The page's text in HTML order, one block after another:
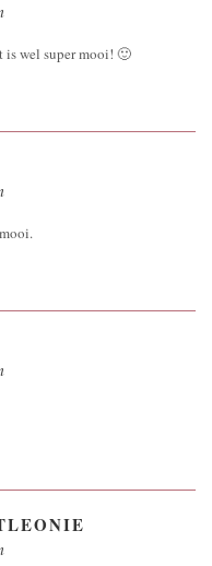
is wel super mooi! 🙂